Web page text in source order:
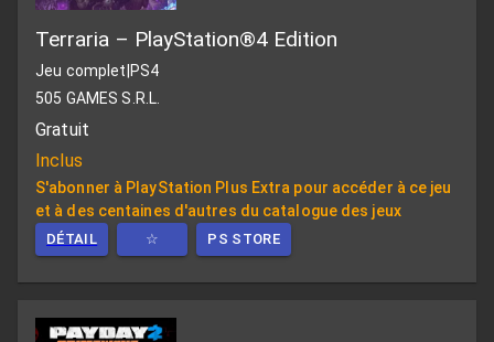
Terraria – PlayStation®4 Edition
Jeu complet PS4
505 GAMES S.R.L.
Gratuit
Inclus
S'abonner à PlayStation Plus Extra pour accéder à ce jeu
et à des centaines d'autres du catalogue des jeux
DÉTAIL ☆ PS STORE